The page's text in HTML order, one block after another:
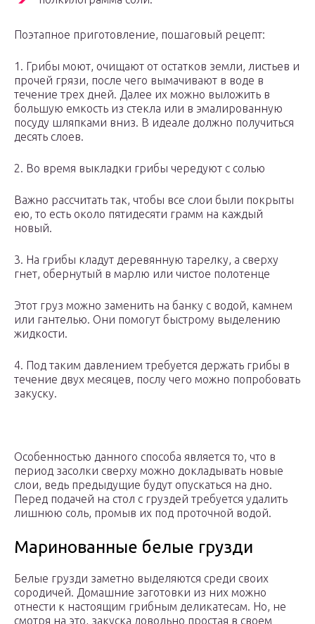
Поэтапное приготовление, пошаговый рецепт:
1. Грибы моют, очищают от остатков земли, листьев и
прочей грязи, после чего вымачивают в воде в
течение трех дней. Далее их можно выложить в
большую емкость из стекла или в эмалированную
посуду шляпками вниз. В идеале должно получиться
десять слоев.
2. Во время выкладки грибы чередуют с солью
Важно рассчитать так, чтобы все слои были покрыты
ею, то есть около пятидесяти грамм на каждый
новый.
3. На грибы кладут деревянную тарелку, а сверху
гнет, обернутый в марлю или чистое полотенце
Этот груз можно заменить на банку с водой, камнем
или гантелью. Они помогут быстрому выделению
жидкости.
4. Под таким давлением требуется держать грибы в
течение двух месяцев, послу чего можно попробовать
закуску.
Особенностью данного способа является то, что в
период засолки сверху можно докладывать новые
слои, ведь предыдущие будут опускаться на дно.
Перед подачей на стол с груздей требуется удалить
лишнюю соль, промыв их под проточной водой.
Маринованные белые грузди
Белые грузди заметно выделяются среди своих
сородичей. Домашние заготовки из них можно
отнести к настоящим грибным деликатесам. Но, не
смотря на это, закуска довольно простая в своем